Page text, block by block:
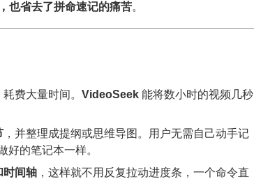
也省去了拼命速记的痛苦。
费大量时间。 VideoSeek 能将数小时的视频几秒
，并整理成提纲或思维导图。用户无需自己动手记
好的笔记本一样。
时间轴 ，这样就不用反复拉动进度条，一个命令直